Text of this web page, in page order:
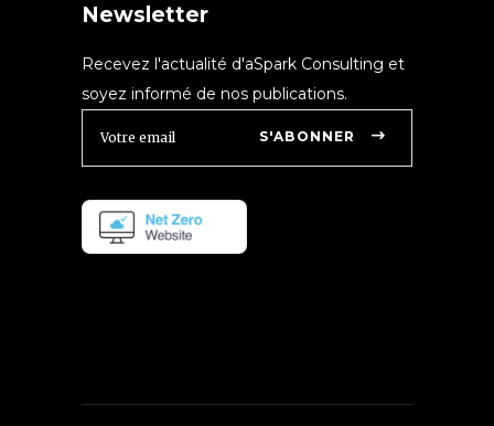
Newsletter
Recevez l'actualité d'aSpark Consulting et
soyez informé de nos publications.
S'ABONNER